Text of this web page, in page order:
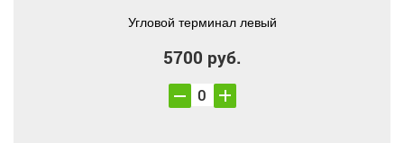
Угловой терминал левый
5700 руб.